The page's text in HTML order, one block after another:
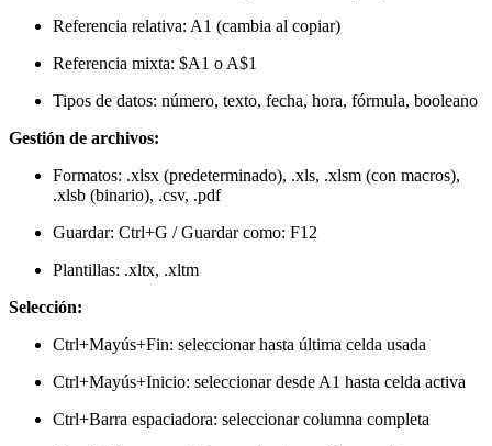
Referencia relativa: A1 (cambia al copiar)
Referencia mixta: $A1 o A$1
Tipos de datos: número, texto, fecha, hora, fórmula, booleano
Gestión de archivos:
Formatos: .xlsx (predeterminado), .xls, .xlsm (con macros),
.xlsb (binario), .csv, .pdf
Guardar: Ctrl+G / Guardar como: F12
Plantillas: .xltx, .xltm
Selección:
Ctrl+Mayús+Fin: seleccionar hasta última celda usada
Ctrl+Mayús+Inicio: seleccionar desde A1 hasta celda activa
Ctrl+Barra espaciadora: seleccionar columna completa